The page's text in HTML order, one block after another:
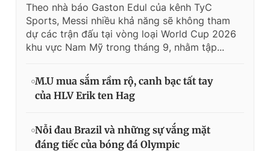
Theo nhà báo Gaston Edul của kênh TyC
Sports, Messi nhiều khả năng sẽ không tham
dự các trận đấu tại vòng loại World Cup 2026
khu vực Nam Mỹ trong tháng 9, nhằm tập...
M.U mua sắm rầm rộ, canh bạc tất tay
của HLV Erik ten Hag
Nỗi đau Brazil và những sự vắng mặt
đáng tiếc của bóng đá Olympic